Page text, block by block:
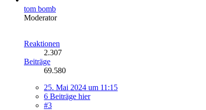
tom bomb
Moderator
Reaktionen
2.307
Beiträge
69.580
25. Mai 2024 um 11:15
6 Beiträge hier
#3